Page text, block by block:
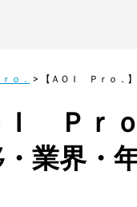
ｏ． >
Ｉ Ｐｒ
業界・